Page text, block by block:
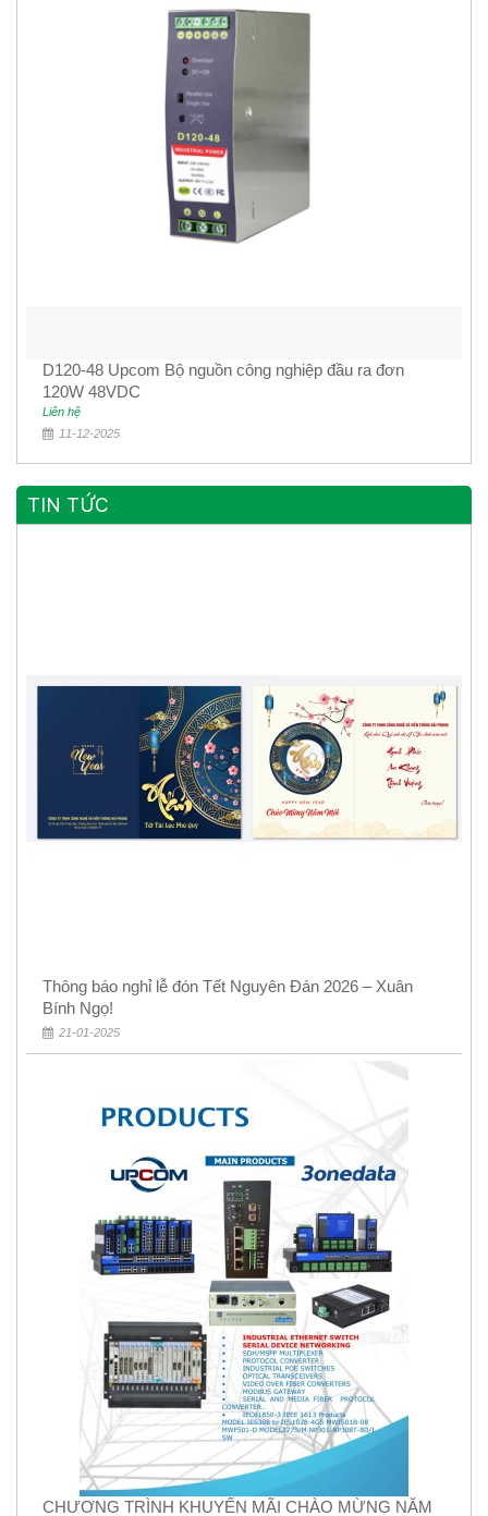
D120-48 Upcom Bộ nguồn công nghiệp đầu ra đơn
120W 48VDC
Liên hệ
11-12-2025
TIN TỨC
Thông báo nghỉ lễ đón Tết Nguyên Đán 2026 – Xuân
Bính Ngọ!
21-01-2025
CHƯƠNG TRÌNH KHUYẾN MÃI CHÀO MỪNG NĂM